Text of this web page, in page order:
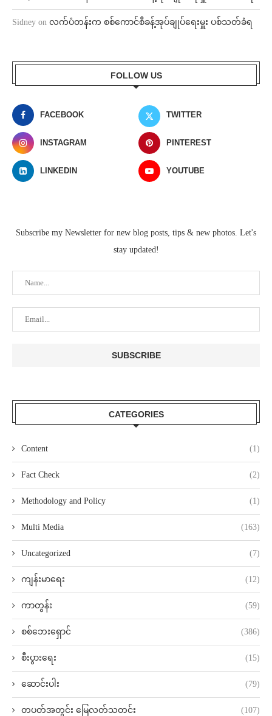
Sidney on လက်ပံတန်းက စစ်ကောင်စီခန့်အုပ်ချုပ်ရေးမှူး ပစ်သတ်ခံရ
FOLLOW US
FACEBOOK TWITTER
INSTAGRAM PINTEREST
LINKEDIN YOUTUBE
Subscribe my Newsletter for new blog posts, tips & new photos. Let's
stay updated!
CATEGORIES
Content (1)
Fact Check (2)
Methodology and Policy (1)
Multi Media (163)
Uncategorized (7)
ကျန်းမာရေး (12)
ကာတွန်း (59)
စစ်ဘေးရှောင် (386)
စီးပွားရေး (15)
ဆောင်းပါး (79)
တပတ်အတွင်း မြေလတ်သတင်း (107)